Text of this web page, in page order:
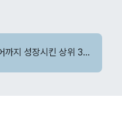
까지 성장시킨 상위 3%